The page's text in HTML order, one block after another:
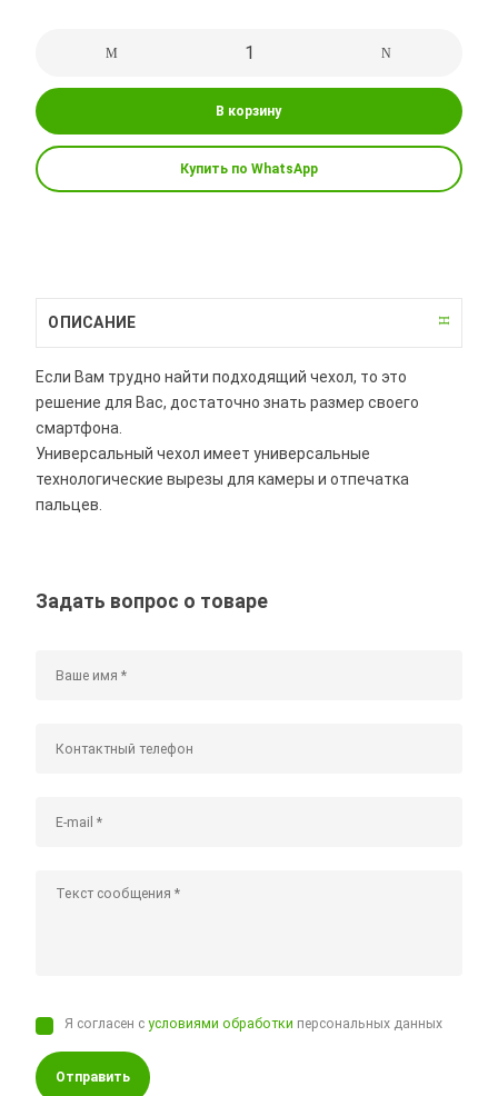
В корзину
Купить по WhatsApp
ОПИСАНИЕ
Если Вам трудно найти подходящий чехол, то это
решение для Вас, достаточно знать размер своего
смартфона.
Универсальный чехол имеет универсальные
технологические вырезы для камеры и отпечатка
пальцев.
Задать вопрос о товаре
Я согласен сусловиями обработки персональных данных
Отправить